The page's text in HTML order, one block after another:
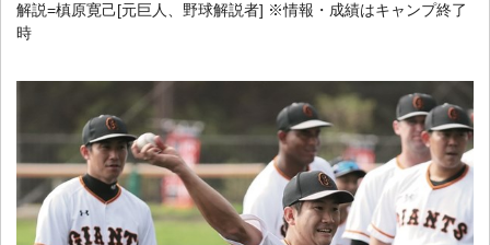
解説=槙原寛己[元巨人、野球解説者] ※情報・成績はキャンプ終了
時